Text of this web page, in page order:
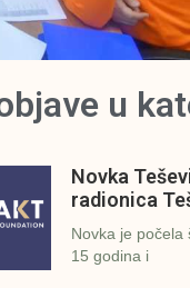
u
Novka
radionica
Novka je počela
15 godina i